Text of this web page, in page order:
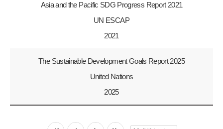
Asia and the Pacific SDG Progress Report 2021
UN ESCAP
2021
The Sustainable Development Goals Report 2025
United Nations
2025